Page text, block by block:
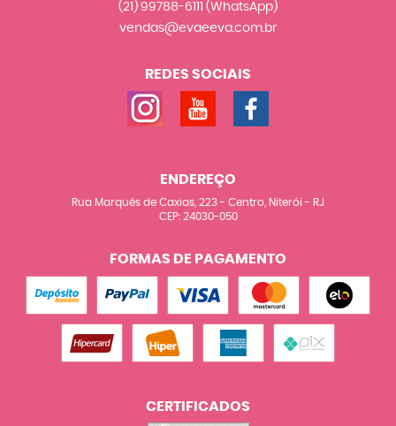
(21) 99788-6111 (WhatsApp)
vendas@evaeeva.com.br
REDES SOCIAIS
ENDEREÇO
Rua Marquês de Caxias, 223- Centro, Niterói - RJ
CEP: 24030-050
FORMAS DE PAGAMENTO
CERTIFICADOS